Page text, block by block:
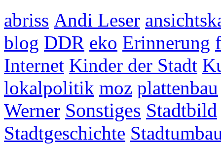
abriss Andi Leser
blog DDR eko Erinnerung
Internet Kinder der Stadt
lokalpolitik moz plattenbau
Werner Sonstiges Stadtbild
Stadtgeschichte